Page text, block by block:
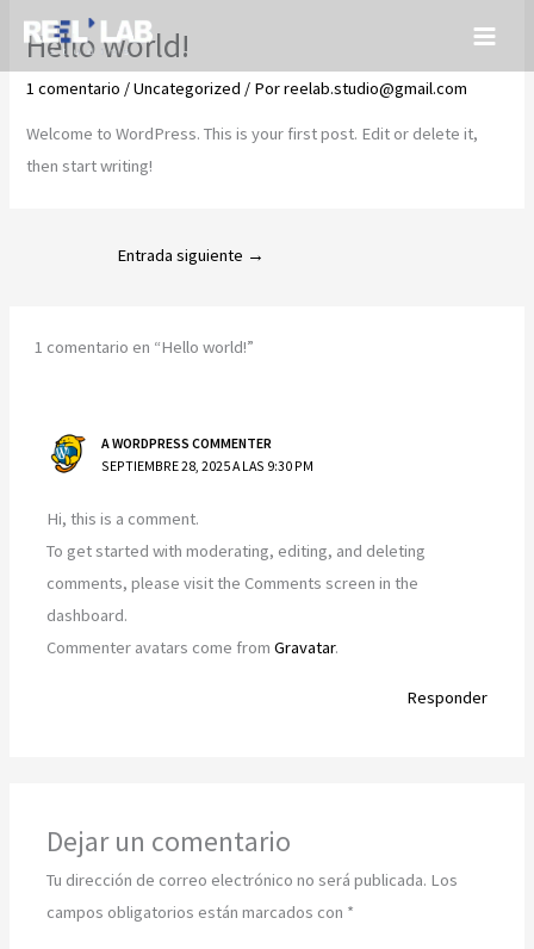
contenido
Hello world!
1 comentario /Uncategorized / Porreelab.studio@gmail.com
Welcome to WordPress. This is your first post. Edit or delete it,
then start writing!
Entrada siguiente →
1 comentario en “Hello world!”
A WORDPRESS COMMENTER
SEPTIEMBRE 28, 2025 A LAS 9:30 PM
Hi, this is a comment.
To get started with moderating, editing, and deleting
comments, please visit the Comments screen in the
dashboard.
Commenter avatars come fromGravatar.
Responder
Dejar un comentario
Tu dirección de correo electrónico no será publicada. Los
campos obligatorios están marcados con *